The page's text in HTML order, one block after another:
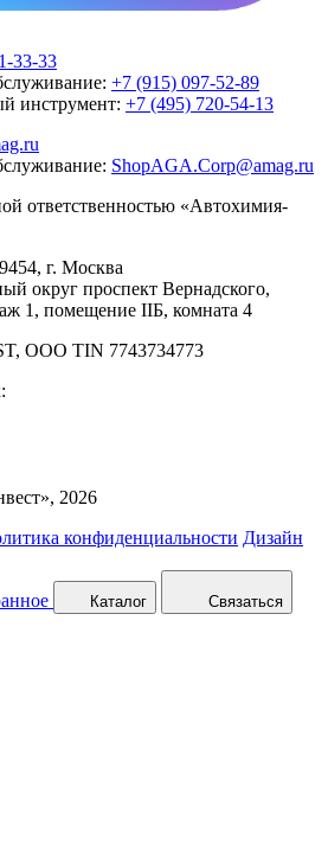
33-33
+7 (915) 097-52-89
инструмент: +7 (495) 720-54-13
ShopAGA.Corp@amag.ru
ответственностью «Автохимия-
г. Москва
округ проспект Вернадского,
1, помещение IIБ, комната 4
OOO TIN 7743734773
2026
конфиденциальности Дизайн
Каталог Связаться